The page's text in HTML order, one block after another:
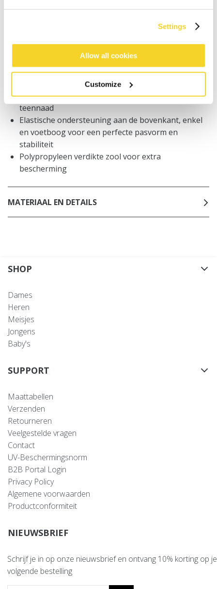
Settings
Allow all cookies
Customize
Warme unisex skisokken
De natuurlijke werking van merinowol zorgt voor
een goede warmteregulatie en vochtopname
Voelt zacht aan op de huid en heeft een platte
teennaad
Elastische ondersteuning aan de bovenkant, enkel
en voetboog voor een perfecte pasvorm en
stabiliteit
Polypropyleen verdikte zool voor extra
bescherming
MATERIAAL EN DETAILS
SHOP
Dames
Heren
Meisjes
Jongens
Baby's
SUPPORT
Maattabellen
Verzenden
Retourneren
Veelgestelde vragen
Contact
UV-Beschermingsnorm
B2B Portal Login
Privacy Policy
Algemene voorwaarden
Productconformiteit
NIEUWSBRIEF
Schrijf je in op onze nieuwsbrief en ontvang 10% korting op je
volgende bestelling